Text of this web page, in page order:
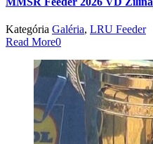
Kategória Galéria, LRU Feeder
Read More0